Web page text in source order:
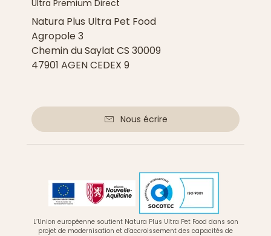
Ultra Premium Direct
Natura Plus Ultra Pet Food
Agropole 3
Chemin du Saylat CS 30009
47901 AGEN CEDEX 9
Nous écrire
L’Union européenne soutient Natura Plus Ultra Pet Food dans son
projet de modernisation et d’accroissement des capacités de